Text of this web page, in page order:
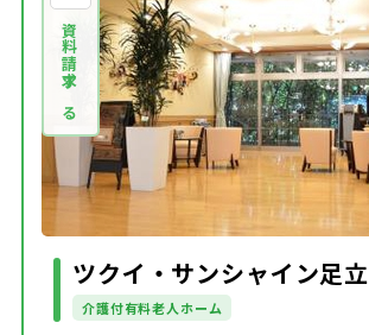
資料請求する
ツクイ・サンシャイン足立
介護付有料老人ホーム